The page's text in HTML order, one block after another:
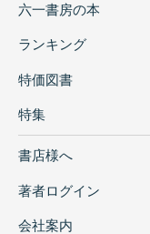
六一書房の本
ランキング
特価図書
特集
書店様へ
著者ログイン
会社案内